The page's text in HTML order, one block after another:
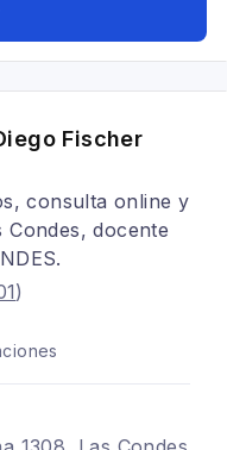
Fischer
consulta online y
Condes, docente
)